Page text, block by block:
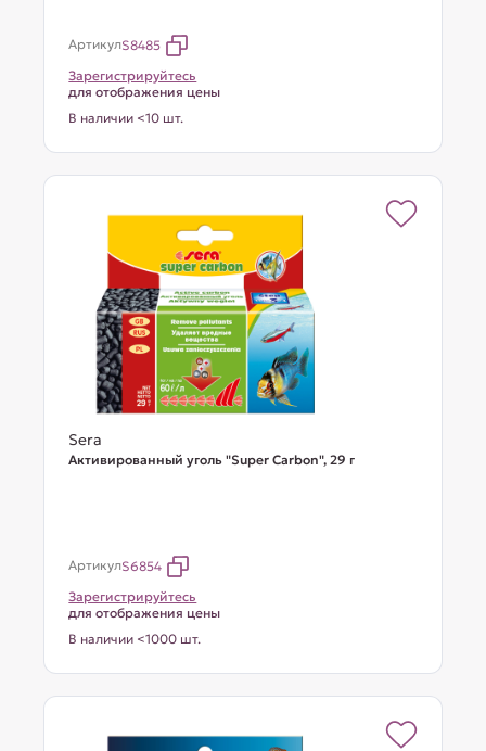
АртикулS8485
Зарегистрируйтесь
для отображения цены
В наличии <10 шт.
Sera
Активированный уголь "Super Carbon", 29 г
АртикулS6854
Зарегистрируйтесь
для отображения цены
В наличии <1000 шт.